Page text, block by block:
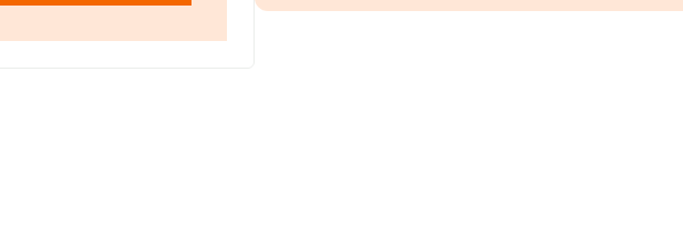
compañía se ha posicionado